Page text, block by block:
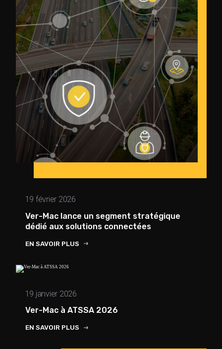
19 février 2026
Ver-Mac lance un segment stratégique
dédié aux solutions connectées
EN SAVOIR PLUS
19 janvier 2026
Ver-Mac à ATSSA 2026
EN SAVOIR PLUS